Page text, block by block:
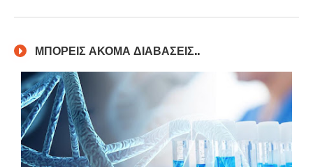
ΜΠΟΡΕΙΣ ΑΚΟΜΑ ΔΙΑΒΑΣΕΙΣ..